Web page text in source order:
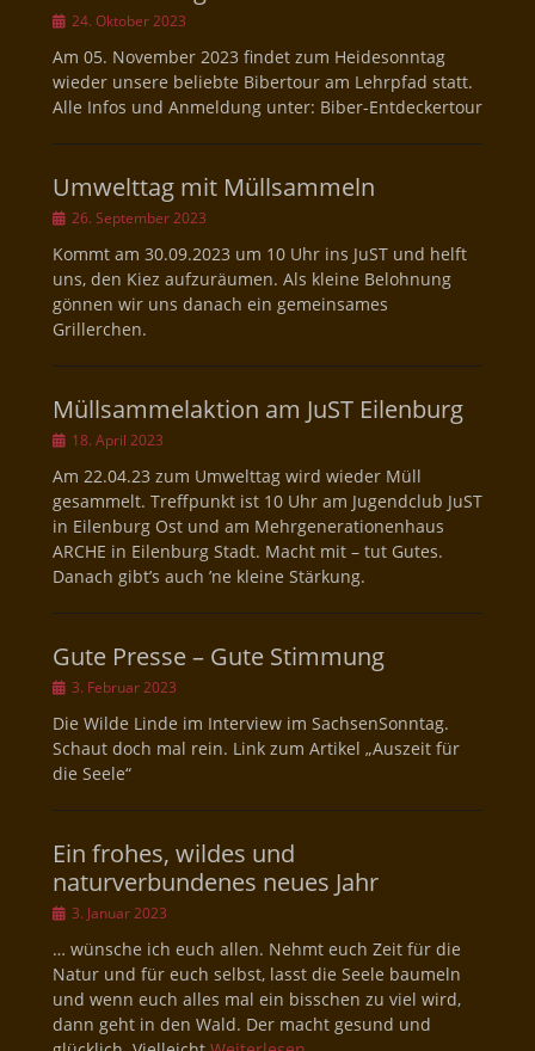
Veröffentlicht
24. Oktober 2023
Am 05. November 2023 findet zum Heidesonntag
wieder unsere beliebte Bibertour am Lehrpfad statt.
Alle Infos und Anmeldung unter: Biber-Entdeckertour
Umwelttag mit Müllsammeln
Veröffentlicht
26. September 2023
Kommt am 30.09.2023 um 10 Uhr ins JuST und helft
uns, den Kiez aufzuräumen. Als kleine Belohnung
gönnen wir uns danach ein gemeinsames
Grillerchen.
Müllsammelaktion am JuST Eilenburg
Veröffentlicht
18. April 2023
Am 22.04.23 zum Umwelttag wird wieder Müll
gesammelt. Treffpunkt ist 10 Uhr am Jugendclub JuST
in Eilenburg Ost und am Mehrgenerationenhaus
ARCHE in Eilenburg Stadt. Macht mit – tut Gutes.
Danach gibt’s auch ’ne kleine Stärkung.
Gute Presse – Gute Stimmung
Veröffentlicht
3. Februar 2023
Die Wilde Linde im Interview im SachsenSonntag.
Schaut doch mal rein. Link zum Artikel „Auszeit für
die Seele“
Ein frohes, wildes und
naturverbundenes neues Jahr
Veröffentlicht
3. Januar 2023
… wünsche ich euch allen. Nehmt euch Zeit für die
Natur und für euch selbst, lasst die Seele baumeln
und wenn euch alles mal ein bisschen zu viel wird,
dann geht in den Wald. Der macht gesund und